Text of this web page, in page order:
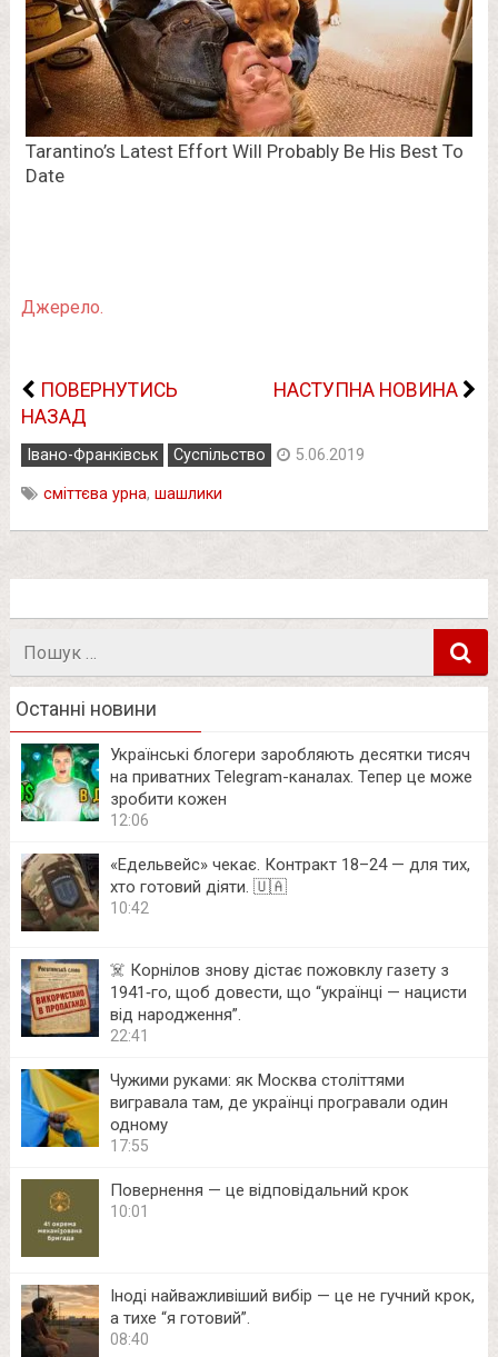
Джерело.
ПОВЕРНУТИСЬ
НАЗАД
НАСТУПНА НОВИНА
Івано-Франківськ Суспільство 5.06.2019
сміттєва урна, шашлики
Останні новини
Українські блогери заробляють десятки тисяч
на приватних Telegram-каналах. Тепер це може
зробити кожен
12:06
«Едельвейс» чекає. Контракт 18–24 — для тих,
хто готовий діяти. 🇺🇦
10:42
☠️ Корнілов знову дістає пожовклу газету з
1941‑го, щоб довести, що “українці — нацисти
від народження”.
22:41
Чужими руками: як Москва століттями
вигравала там, де українці програвали один
одному
17:55
Повернення — це відповідальний крок
10:01
Іноді найважливіший вибір — це не гучний крок,
а тихе “я готовий”.
08:40